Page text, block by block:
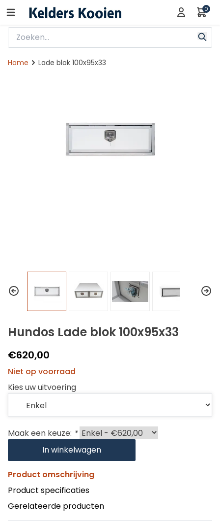
0
Home Lade blok 100x95x33
Hundos Lade blok 100x95x33
€620,00
Niet op voorraad
Kies uw uitvoering
Maak een keuze: *
In winkelwagen
Product omschrijving
Product specificaties
Gerelateerde producten